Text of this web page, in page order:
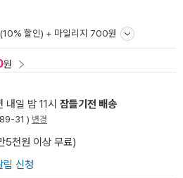
(10% 할인) + 마일리지 700원
원
내일 밤 11시 잠들기전 배송
89-31 ) 변경
5천원 이상 무료)
림 신청